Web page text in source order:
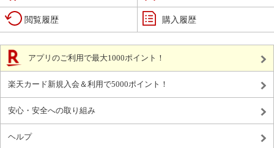
閲覧履歴 購入履歴
アプリのご利用で最大1000ポイント！
楽天カード新規入会＆利用で5000ポイント！
安心・安全への取り組み
ヘルプ